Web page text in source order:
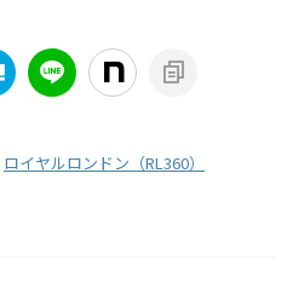
ロイヤルロンドン（RL360）